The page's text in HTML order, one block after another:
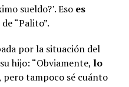
sueldo?’. Eso es
“Palito”.
por la situación del
hijo: “Obviamente, lo
pero tampoco sé cuánto